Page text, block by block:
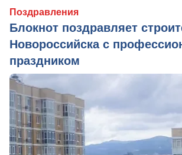
Поздравления
Блокнот поздравляет
Новороссийска с
праздником